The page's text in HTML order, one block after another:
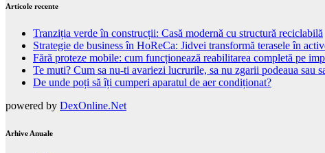
Articole recente
Tranziția verde în construcții: Casă modernă cu structură reciclabilă
Strategie de business în HoReCa: Jidvei transformă terasele în
Fără proteze mobile: cum funcționează reabilitarea completă pe
Te muti? Cum sa nu-ti avariezi lucrurile, sa nu zgarii podeaua sau
De unde poți să îți cumperi aparatul de aer condiționat?
powered by DexOnline.Net
Arhive Anuale